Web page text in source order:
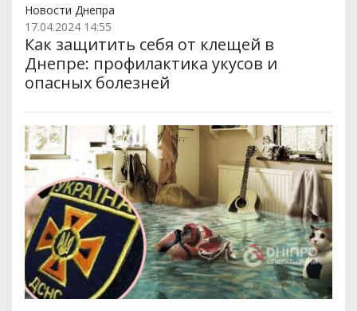
Новости Днепра
17.04.2024 14:55
Как защитить себя от клещей в
Днепре: профилактика укусов и
опасных болезней